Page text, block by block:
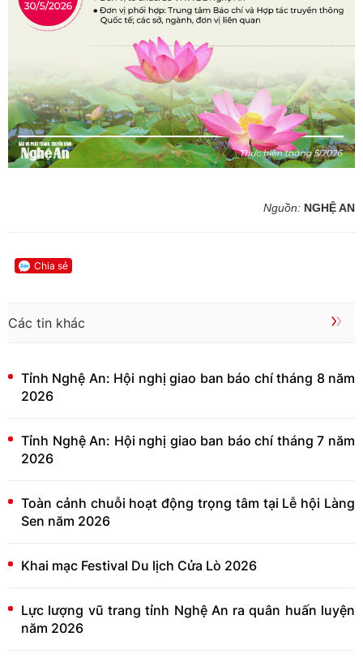
Nguồn: NGHỆ AN
Chia sẻ
Các tin khác
Tỉnh Nghệ An: Hội nghị giao ban báo chí tháng 8 năm
2026
Tỉnh Nghệ An: Hội nghị giao ban báo chí tháng 7 năm
2026
Toàn cảnh chuỗi hoạt động trọng tâm tại Lễ hội Làng
Sen năm 2026
Khai mạc Festival Du lịch Cửa Lò 2026
Lực lượng vũ trang tỉnh Nghệ An ra quân huấn luyện
năm 2026